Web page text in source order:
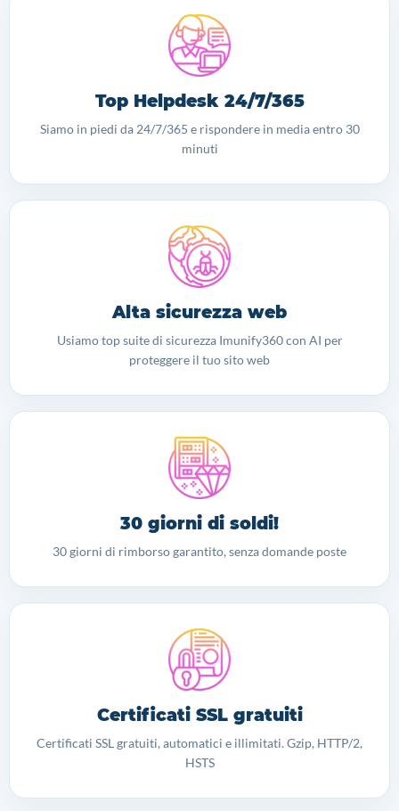
Top Helpdesk 24/7/365
Siamo in piedi da 24/7/365 e rispondere in media entro 30
minuti
Alta sicurezza web
Usiamo top suite di sicurezza Imunify360 con AI per
proteggere il tuo sito web
30 giorni di soldi!
30 giorni di rimborso garantito, senza domande poste
Certificati SSL gratuiti
Certificati SSL gratuiti, automatici e illimitati. Gzip, HTTP/2,
HSTS